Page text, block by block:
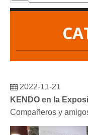
2022-11-21
Compañeros y